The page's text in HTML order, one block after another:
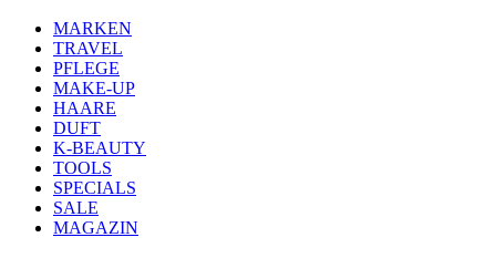
MARKEN
TRAVEL
PFLEGE
MAKE-UP
HAARE
DUFT
K-BEAUTY
TOOLS
SPECIALS
SALE
MAGAZIN